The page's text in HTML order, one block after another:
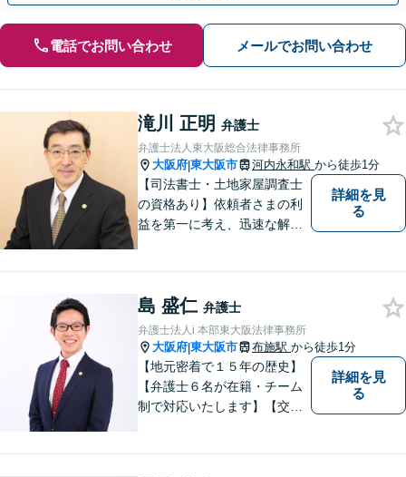
電話でお問い合わせ メールでお問い合わせ
滝川 正明 弁護士
弁護士法人東大阪総合法律事務所
大阪府|東大阪市 河内永和駅 から徒歩1分
【司法書士・土地家屋調査士
の資格あり】依頼者さまの利
益を第一に考え、迅速な解決
ムーズな明け渡し請求で依頼
者さまの被害を最小限に抑え
る」
詳細を見
る
島 盛仁 弁護士
弁護士法人i 本部東大阪法律事務所
大阪府|東大阪市 布施駅 から徒歩1分
【地元密着で１５年の歴史】
【弁護士６名が在籍・チーム
制で対応いたします】【交通
詳細を見
る